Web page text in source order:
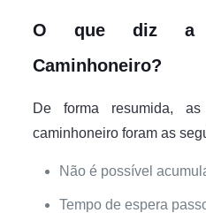
O que diz a
Caminhoneiro?
De forma resumida,
caminhoneiro foram as
Não é possível
Tempo de espera